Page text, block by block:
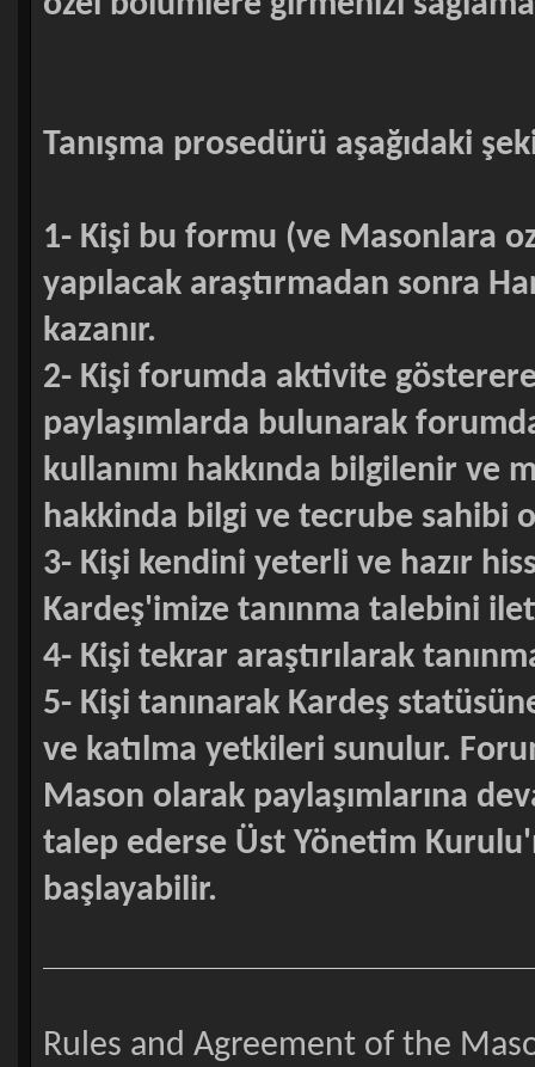
Tanışma prosedürü aşağıdaki
1- Kişi bu formu (ve Masonlara
yapılacak araştırmadan sonra
kazanır.
2- Kişi forumda aktivite
paylaşımlarda bulunarak
kullanımı hakkında bilgilenir ve
hakkinda bilgi ve tecrube sahibi
3- Kişi kendini yeterli ve hazır
Kardeş'imize tanınma talebini
4- Kişi tekrar araştırılarak
5- Kişi tanınarak Kardeş
ve katılma yetkileri sunulur.
Mason olarak paylaşımlarına
talep ederse Üst Yönetim
başlayabilir.
Rules and Agreement of the